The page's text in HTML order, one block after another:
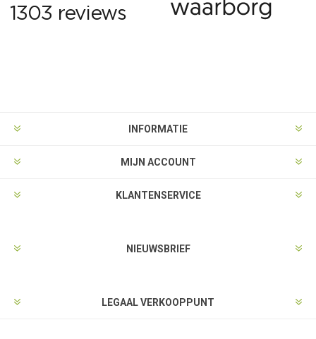
INFORMATIE
MIJN ACCOUNT
KLANTENSERVICE
NIEUWSBRIEF
LEGAAL VERKOOPPUNT